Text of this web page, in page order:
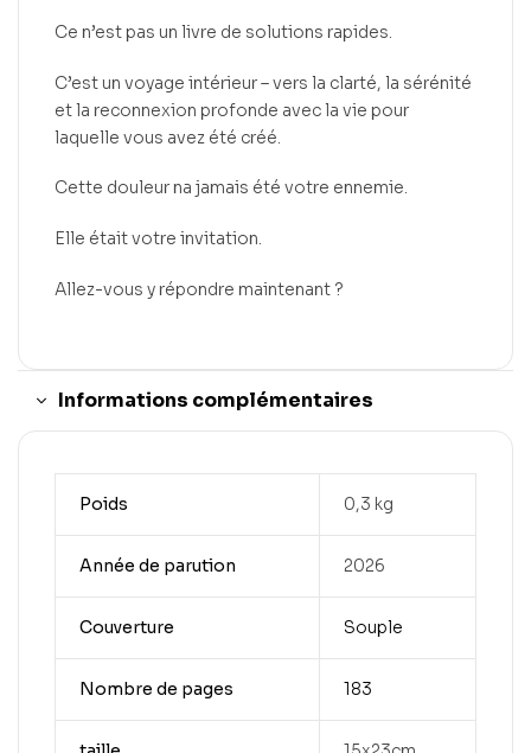
Ce n’est pas un livre de solutions rapides.
C’est un voyage intérieur – vers la clarté, la sérénité
et la reconnexion profonde avec la vie pour
laquelle vous avez été créé.
Cette douleur na jamais été votre ennemie.
Elle était votre invitation.
Allez-vous y répondre maintenant ?
Informations complémentaires
Poids 0,3 kg
Année de parution 2026
Couverture Souple
Nombre de pages 183